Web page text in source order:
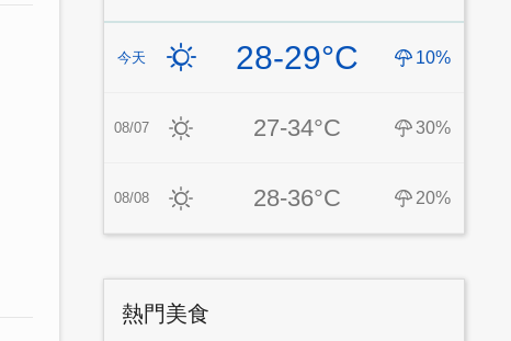
今天 28-29°C 10%
08/07 27-34°C 30%
08/08 28-36°C 20%
熱門美食